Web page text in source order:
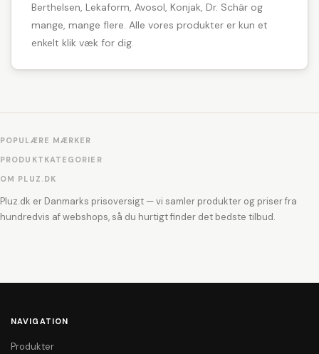
Berthelsen, Lekaform, Avosol, Konjak, Dr. Schär og
mange, mange flere. Alle vores produkter er kun et
enkelt klik væk for dig.
POPULÆRE MÆRKER
PRODUKTKATEGORIER
OM PLUZ.DK
Pluz.dk er Danmarks prisoversigt — vi samler produkter og priser fra
hundredvis af webshops, så du hurtigt finder det bedste tilbud.
NAVIGATION
Produkter